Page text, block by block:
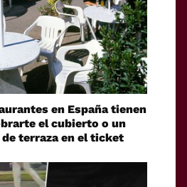
en España tienen
el cubierto o un
terraza en el ticket